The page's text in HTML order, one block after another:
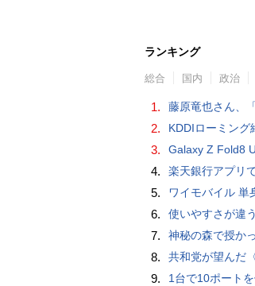
ランキング
総合 国内 政治
1. 藤原竜也さん、「SKYSEA Client View」新CMで「AI労
2. KDDIローミング
3. Galaxy Z Fold8
4. 楽天銀行アプリ
5. ワイモバイル 単
6. 使いやすさが違う！モバイ
7. 神秘の森で授かった我が子は“何かがおかしい”『ナイ
8. 共和党が望んだ〈決断する強い大統領〉が統治する
9. 1台で10ポートを備えたクランプ固定式電源タ